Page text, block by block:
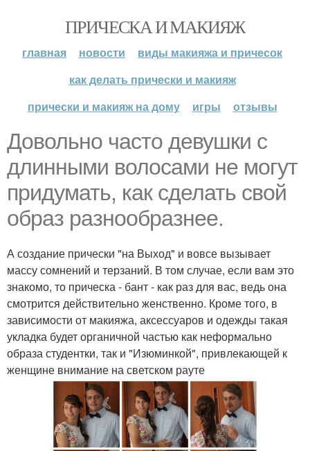
ПРИЧЕСКА И МАКИЯЖ
главная новости
виды макияжа и причесок
как делать прически и макияж
прически и макияж на дому
игры отзывы
Довольно часто девушки с
длинными волосами не могут
придумать, как сделать свой
образ разнообразнее.
А создание прически "на Выход" и вовсе вызывает
массу сомнений и терзаний. В том случае, если вам это
знакомо, то прическа - бант - как раз для вас, ведь она
смотрится действительно женственно. Кроме того, в
зависимости от макияжа, аксессуаров и одежды такая
укладка будет органичной частью как неформально
образа студентки, так и "Изюминкой", привлекающей к
женщине внимание на светском рауте